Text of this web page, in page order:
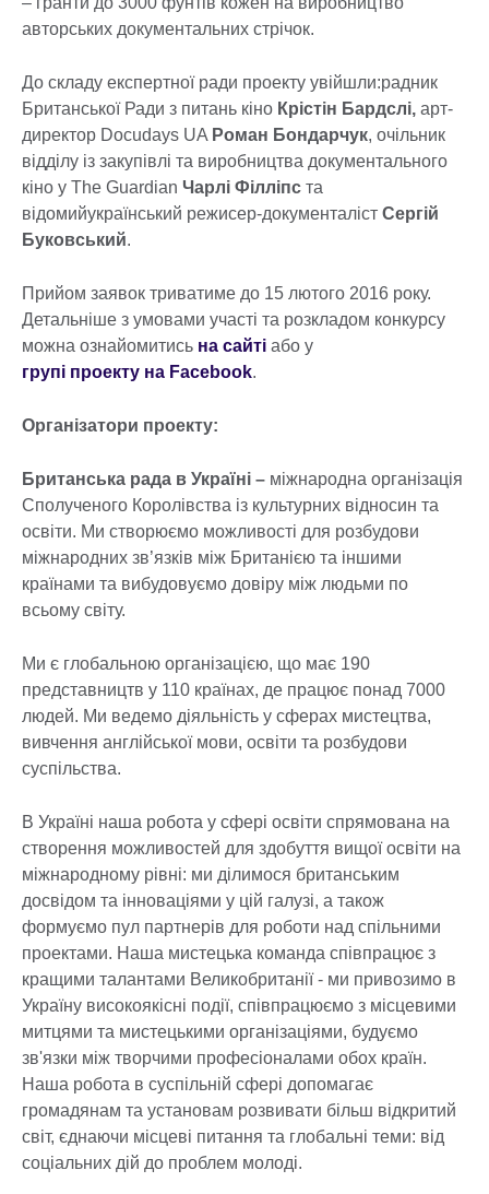
авторських документальних стрічок.
До складу експертної ради проекту увійшли:радник
Британської Ради з питань кіно Крістін Бардслі, арт-
директор Docudays UA Роман Бондарчук, очільник
відділу із закупівлі та виробництва документального
кіно у The Guardian Чарлі Філліпс та
відомийукраїнський режисер-документаліст Сергій
Буковський.
Прийом заявок триватиме до 15 лютого 2016 року.
Детальніше з умовами участі та розкладом конкурсу
можна ознайомитись на сайті або у
групі проекту на Facebook.
Організатори проекту:
Британська рада в Україні – міжнародна організація
Сполученого Королівства із культурних відносин та
освіти. Ми створюємо можливості для розбудови
міжнародних зв’язків між Британією та іншими
країнами та вибудовуємо довіру між людьми по
всьому світу.
Ми є глобальною організацією, що має 190
представництв у 110 країнах, де працює понад 7000
людей. Ми ведемо діяльність у сферах мистецтва,
вивчення англійської мови, освіти та розбудови
суспільства.
В Україні наша робота у сфері освіти спрямована на
створення можливостей для здобуття вищої освіти на
міжнародному рівні: ми ділимося британським
досвідом та інноваціями у цій галузі, а також
формуємо пул партнерів для роботи над спільними
проектами. Наша мистецька команда співпрацює з
кращими талантами Великобританії - ми привозимо в
Україну високоякісні події, співпрацюємо з місцевими
митцями та мистецькими організаціями, будуємо
зв'язки між творчими професіоналами обох країн.
Наша робота в суспільній сфері допомагає
громадянам та установам розвивати більш відкритий
світ, єднаючи місцеві питання та глобальні теми: від
соціальних дій до проблем молоді.